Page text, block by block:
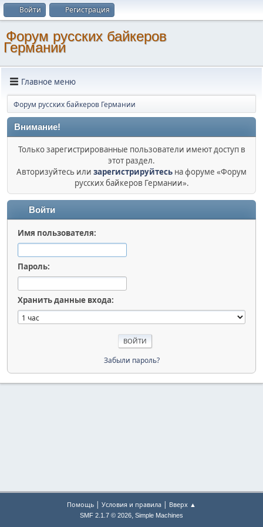
Войти Регистрация
Форум русских байкеров
Германии
Главное меню
Форум русских байкеров Германии
Внимание!
Только зарегистрированные пользователи имеют доступ в
этот раздел.
Авторизуйтесь или зарегистрируйтесь на форуме «Форум
русских байкеров Германии».
Войти
Имя пользователя:
Пароль:
Хранить данные входа:
Забыли пароль?
Помощь | Условия и правила | Вверх ▲
SMF 2.1.7 © 2026, Simple Machines